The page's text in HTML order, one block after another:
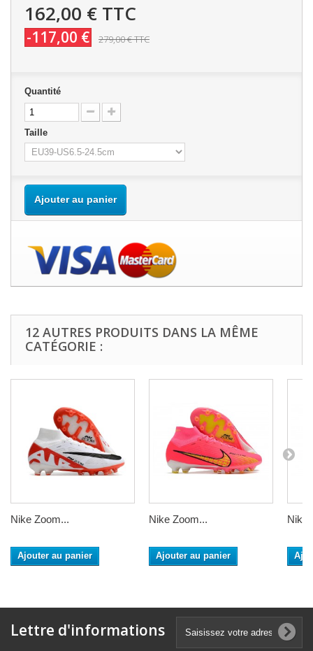
162,00 € TTC
-117,00 € 279,00 €TTC
Quantité
Taille
Ajouter au panier
12 AUTRES PRODUITS DANS LA MÊME
CATÉGORIE :
Nike Zoom...
Ajouter au panier
Nike Zoom...
Ajouter au panier
Nike
Lettre d'informations